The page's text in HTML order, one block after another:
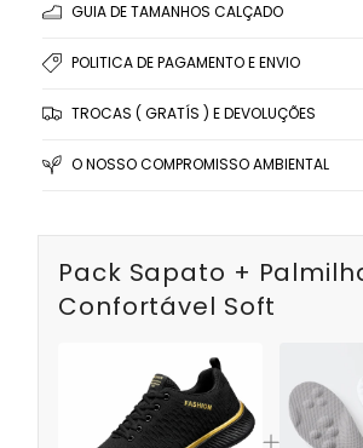
GUIA DE TAMANHOS CALÇADO
POLITICA DE PAGAMENTO E ENVIO
TROCAS ( GRATÍS ) E DEVOLUÇÕES
O NOSSO COMPROMISSO AMBIENTAL
Pack Sapato +
Confortável Soft